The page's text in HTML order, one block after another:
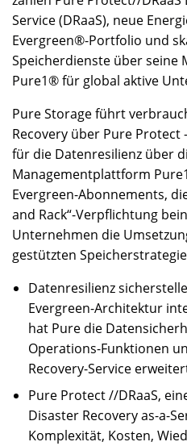
Service (DRaaS), neue
Evergreen®-Portfolio und
Speicherdienste über seine
Pure1® für global aktive
Pure Storage führt
Recovery über Pure Protect
für die Datenresilienz über
Managementplattform
Evergreen-Abonnements,
and Rack“-Verpflichtung
Unternehmen die
gestützten
Datenresilienz
Evergreen-Architektur
hat Pure die
Operations-Funktionen
Recovery-Service
Pure Protect //DRaaS,
Disaster Recovery as-a-
Komplexität, Kosten,